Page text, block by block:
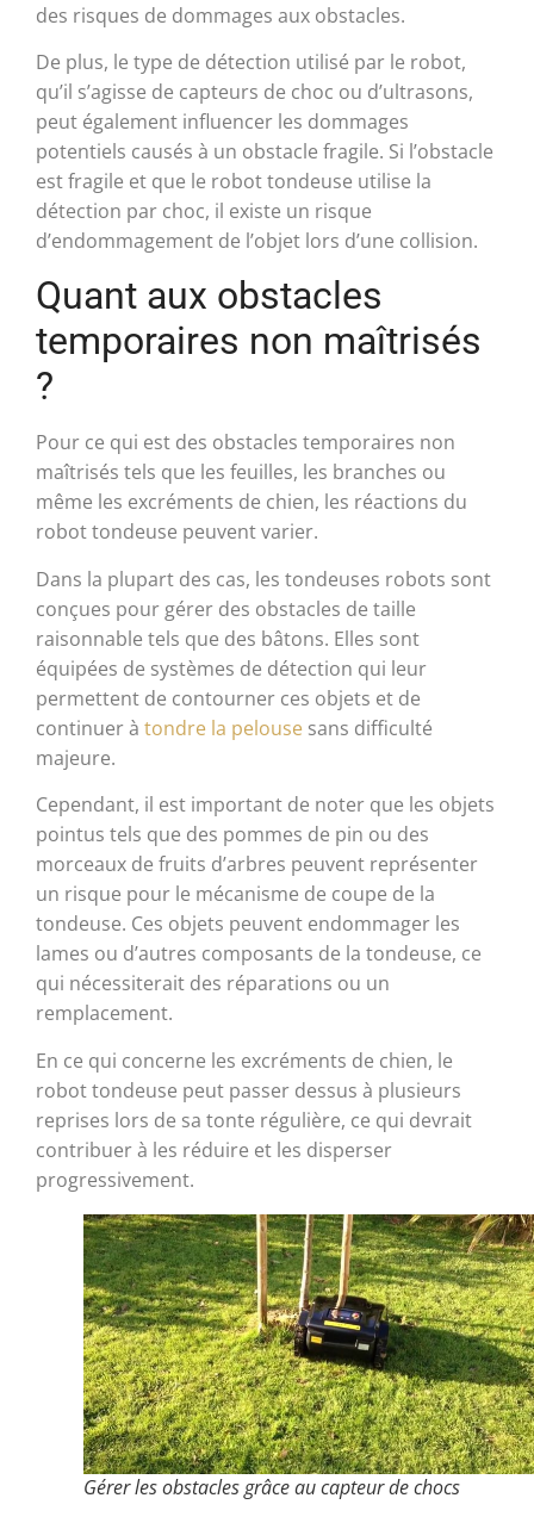
des risques de dommages aux obstacles.
De plus, le type de détection utilisé par le robot,
qu’il s’agisse de capteurs de choc ou d’ultrasons,
peut également influencer les dommages
potentiels causés à un obstacle fragile. Si l’obstacle
est fragile et que le robot tondeuse utilise la
détection par choc, il existe un risque
d’endommagement de l’objet lors d’une collision.
Quant aux obstacles
temporaires non maîtrisés
?
Pour ce qui est des obstacles temporaires non
maîtrisés tels que les feuilles, les branches ou
même les excréments de chien, les réactions du
robot tondeuse peuvent varier.
Dans la plupart des cas, les tondeuses robots sont
conçues pour gérer des obstacles de taille
raisonnable tels que des bâtons. Elles sont
équipées de systèmes de détection qui leur
permettent de contourner ces objets et de
continuer à tondre la pelouse sans difficulté
majeure.
Cependant, il est important de noter que les objets
pointus tels que des pommes de pin ou des
morceaux de fruits d’arbres peuvent représenter
un risque pour le mécanisme de coupe de la
tondeuse. Ces objets peuvent endommager les
lames ou d’autres composants de la tondeuse, ce
qui nécessiterait des réparations ou un
remplacement.
En ce qui concerne les excréments de chien, le
robot tondeuse peut passer dessus à plusieurs
reprises lors de sa tonte régulière, ce qui devrait
contribuer à les réduire et les disperser
progressivement.
Gérer les obstacles grâce au capteur de chocs